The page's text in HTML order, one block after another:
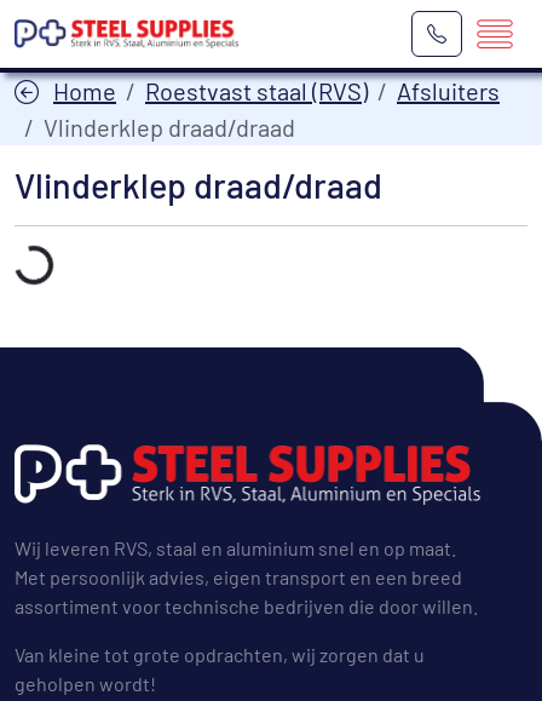
Home Roestvast staal (RVS)
Afsluiters
Vlinderklep draad/draad
Vlinderklep draad/draad
Laden...
Wij leveren RVS, staal en aluminium snel en op maat.
Met persoonlijk advies, eigen transport en een breed
assortiment voor technische bedrijven die door willen.
Van kleine tot grote opdrachten, wij zorgen dat u
geholpen wordt!